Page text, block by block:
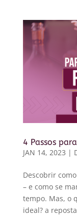
4 Passos
JAN 14, 2023 |
Descobrir
– e como se
tempo. Mas, o
ideal? a